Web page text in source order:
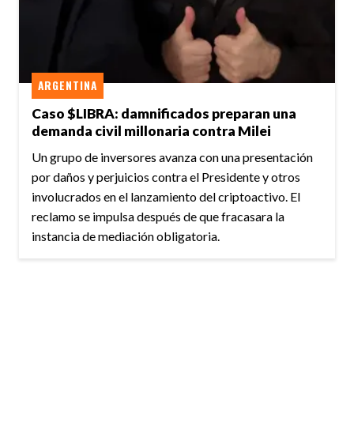
Caso $LIBRA: damnificados preparan una
demanda civil millonaria contra Milei
ARGENTINA
Un grupo de inversores avanza con una presentación
por daños y perjuicios contra el Presidente y otros
involucrados en el lanzamiento del criptoactivo. El
reclamo se impulsa después de que fracasara la
instancia de mediación obligatoria.